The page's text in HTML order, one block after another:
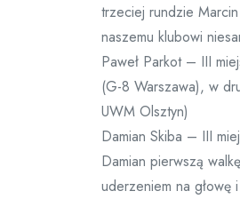
trzeciej rundzie
naszemu klubowi
Paweł Parkot – III
(G-8 Warszawa), w
UWM Olsztyn)
Damian Skiba – III
Damian pierwszą
uderzeniem na głowę